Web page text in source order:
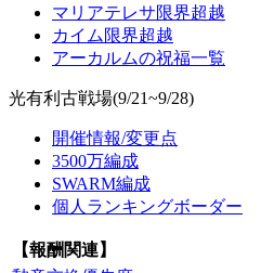
マリアテレサ限界超越
カイム限界超越
アーカルムの祝福一覧
光有利古戦場(9/21~9/28)
開催情報/変更点
3500万編成
SWARM編成
個人ランキングボーダー
【報酬関連】